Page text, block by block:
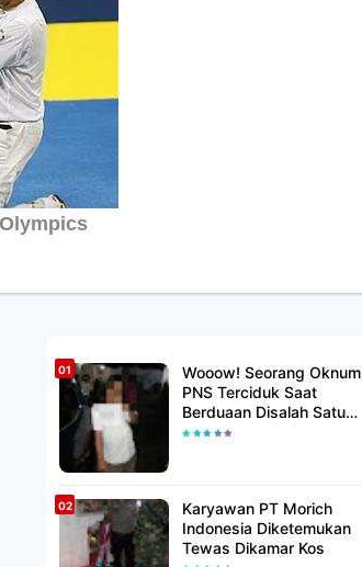
Wooow! Seorang Oknum
PNS Terciduk Saat
Berduaan Disalah Satu
Kamar Hotel Salatiga
Karyawan PT Morich
Indonesia Diketemukan
Tewas Dikamar Kos